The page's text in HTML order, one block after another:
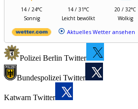
14 / 24°C
Sonnig
14 / 31°C
Leicht bewölkt
20 / 32°C
Wolkig
Aktuelles Wetter ansehen
Polizei Berlin Twitter
Bundespolizei Twitter
Katwarn Twitter